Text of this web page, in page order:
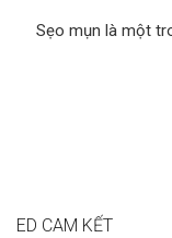
Sẹo mụn là một
ED CAM KẾT